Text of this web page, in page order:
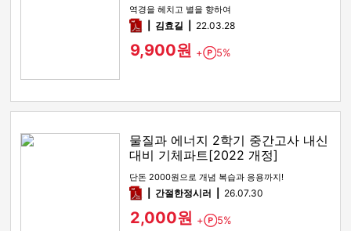
역경을 헤치고 별을 향하여
pdf김효길 22.03.28
9,900원 + Point
5%
물질과 에너지 2학기 중간고사 내신
대비 기체파트[2022 개정]
단돈 2000원으로 개념 복습과 응용까지!
pdf간절한정시러 26.07.30
2,000원 + Point
5%